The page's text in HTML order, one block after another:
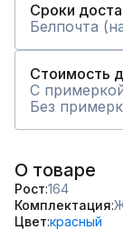
Сроки
Белпочта
Стоимость
С
Без
О товаре
Рост 164
Комплектация
Цвет красный